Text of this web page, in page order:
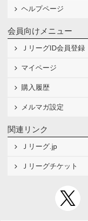
ヘルプページ
会員向けメニュー
ＪリーグID会員登録
マイページ
購入履歴
メルマガ設定
関連リンク
Ｊリーグ.jp
Ｊリーグチケット